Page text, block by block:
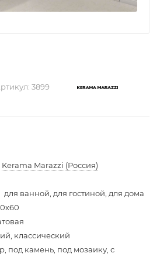
3899
Kerama Marazzi (Россия)
для ванной, для гостиной, для дома
классический
под камень, под мозаику, с